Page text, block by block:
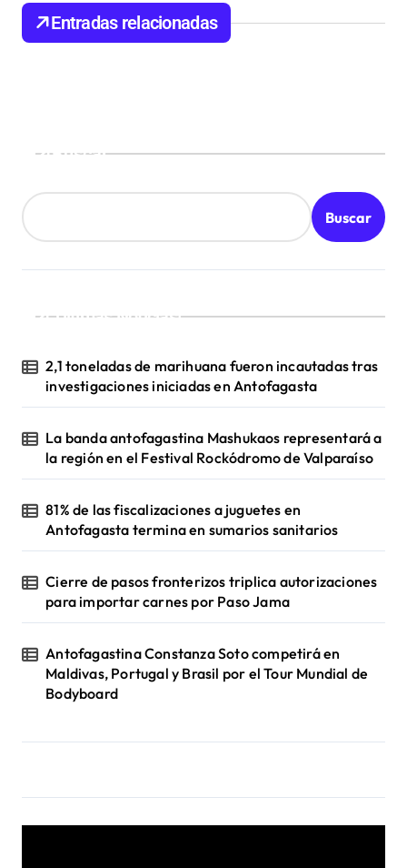
d
e
d
s
Entradas relacionadas
Buscar
Buscar
¡Ultimas Noticias!
2,1 toneladas de marihuana fueron incautadas tras
investigaciones iniciadas en Antofagasta
La banda antofagastina Mashukaos representará a
la región en el Festival Rockódromo de Valparaíso
81% de las fiscalizaciones a juguetes en
Antofagasta termina en sumarios sanitarios
Cierre de pasos fronterizos triplica autorizaciones
para importar carnes por Paso Jama
Antofagastina Constanza Soto competirá en
Maldivas, Portugal y Brasil por el Tour Mundial de
Bodyboard